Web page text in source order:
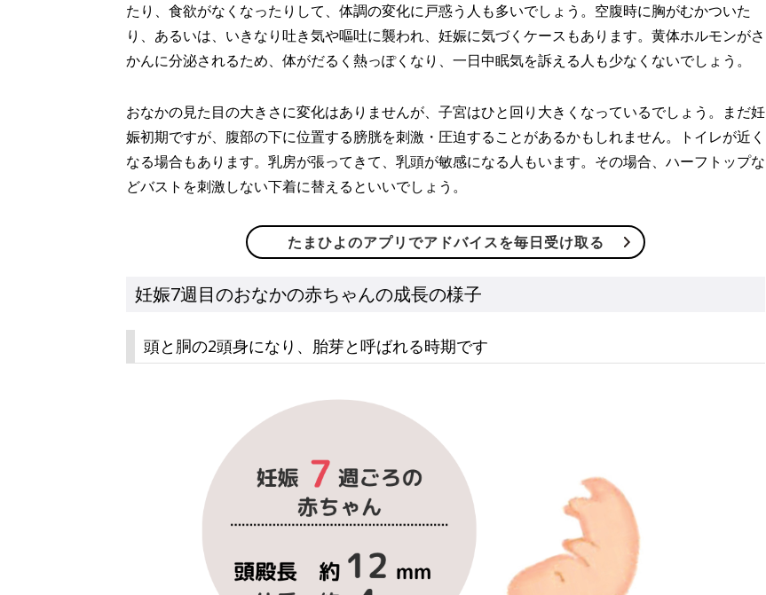
たり、食欲がなくなったりして、体調の変化に戸惑う人も多いでしょう。空腹時に胸がむかついた
り、あるいは、いきなり吐き気や嘔吐に襲われ、妊娠に気づくケースもあります。黄体ホルモンがさ
かんに分泌されるため、体がだるく熱っぽくなり、一日中眠気を訴える人も少なくないでしょう。
おなかの見た目の大きさに変化はありませんが、子宮はひと回り大きくなっているでしょう。まだ妊
娠初期ですが、腹部の下に位置する膀胱を刺激・圧迫することがあるかもしれません。トイレが近く
なる場合もあります。乳房が張ってきて、乳頭が敏感になる人もいます。その場合、ハーフトップな
どバストを刺激しない下着に替えるといいでしょう。
たまひよのアプリでアドバイスを毎日受け取る
妊娠7週目のおなかの赤ちゃんの成長の様子
頭と胴の2頭身になり、胎芽と呼ばれる時期です